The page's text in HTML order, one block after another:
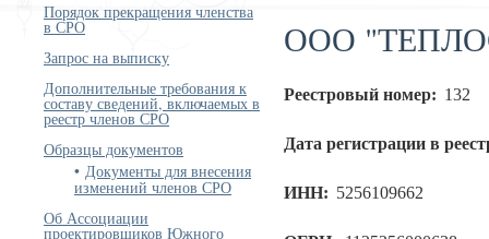
Порядок прекращения членства
в СРО
Запрос на выписку
Дополнительные требования к
составу сведений, включаемых в
реестр членов СРО
Образцы документов
Документы для внесения
изменений членов СРО
Об Ассоциации
проектировщиков Южного
ООО
Реестровый номер: 132
Дата регистрации в
ИНН: 5256109662